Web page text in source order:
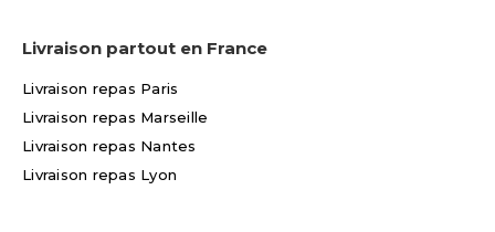
Livraison partout en France
Livraison repas Paris
Livraison repas Marseille
Livraison repas Nantes
Livraison repas Lyon